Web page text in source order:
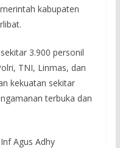
kabupaten
3.900 personil
TNI, Linmas, dan
kekuatan sekitar
terbuka dan
Agus Adhy